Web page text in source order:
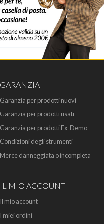
GARANZIA
Garanzia per prodotti nuovi
Garanzia per prodotti usati
Garanzia per prodotti Ex-Demo
Condizioni degli strumenti
Merce danneggiata o incompleta
IL MIO ACCOUNT
Il mio account
I miei ordini